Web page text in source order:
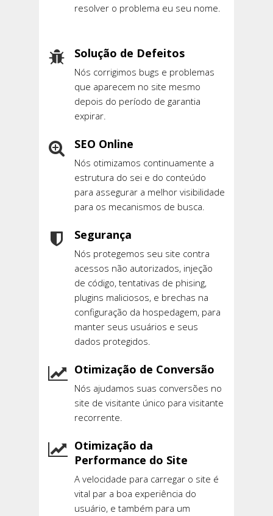
resolver o problema eu seu nome.
Solução de Defeitos
Nós corrigimos bugs e problemas
que aparecem no site mesmo
depois do período de garantia
expirar.
SEO Online
Nós otimizamos continuamente a
estrutura do sei e do conteúdo
para assegurar a melhor visibilidade
para os mecanismos de busca.
Segurança
Nós protegemos seu site contra
acessos não autorizados, injeção
de código, tentativas de phising,
plugins maliciosos, e brechas na
configuração da hospedagem, para
manter seus usuários e seus
dados protegidos.
Otimização de Conversão
Nós ajudamos suas conversões no
site de visitante único para visitante
recorrente.
Otimização da
Performance do Site
A velocidade para carregar o site é
vital par a boa experiência do
usuário, e também para um